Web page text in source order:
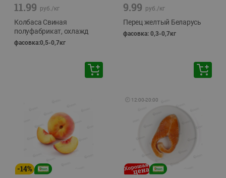
11.99 руб./кг
Колбаса Свиная
полуфабрикат, охлажд
фасовка:0,5-0,7кг
9.99 руб./кг
Перец желтый Беларусь
фасовка: 0,3-0,7кг
-14%
🕘 12:00-20:00